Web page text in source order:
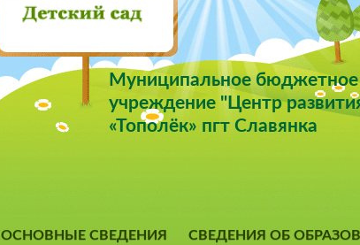
Муниципальное бюджетное
учреждение "Центр
«Тополёк» пгт Славянка
ОСНОВНЫЕ СВЕДЕНИЯ СВЕДЕНИЯ ОБ